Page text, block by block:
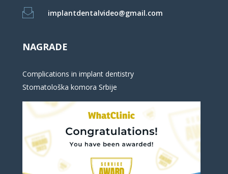
implantdentalvideo@gmail.com
NAGRADE
Complications in implant dentistry
Stomatološka komora Srbije